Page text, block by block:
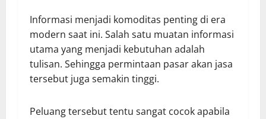
Informasi menjadi komoditas penting di era
modern saat ini. Salah satu muatan informasi
utama yang menjadi kebutuhan adalah
tulisan. Sehingga permintaan pasar akan jasa
tersebut juga semakin tinggi.
Peluang tersebut tentu sangat cocok apabila